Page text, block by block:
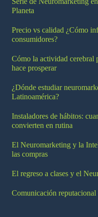
Planeta
Precio vs calidad ¿Cómo
consumidores?
Cómo la actividad cerebral
hace prosperar
¿Dónde estudiar
Latinoamérica?
Instaladores de hábitos:
convierten en rutina
El Neuromarketing y la
las compras
El regreso a clases y el
Comunicación